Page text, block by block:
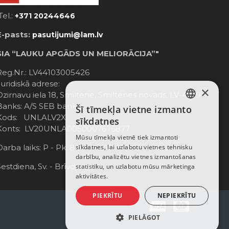
+371 20244646
pasts: pasutijumi@lam.lv
“LAUKU APGĀDS UN MELIORĀCIJA”"
LV44103005426
adrese:
iela 18, Smiltene, Smiltenes novads, LV-4729
A/S SEB banka;
UNLALV2X
LV20UNLA0050007676877
laiks: P - Pk. 8:00 - 12:00; 13:00 - 17:00
Sv. - Brīvdiena
LATVIAN
ENGLISH
×
Šī tīmekļa vietne izmanto
sīkdatnes
Mūsu tīmekļa vietnē tiek izmantoti
sīkdatnes, lai uzlabotu vietnes tehnisku
darbību, analizētu vietnes izmantošanas
statistiku, un uzlabotu mūsu mārketinga
aktivitātes.
PIEKRĪTU NEPIEKRĪTU
PIELĀGOT